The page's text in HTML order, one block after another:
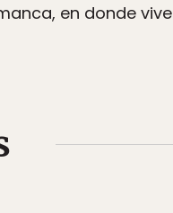
en donde vive